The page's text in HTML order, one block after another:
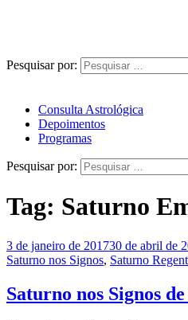
Pesquisar por:
Consulta Astrológica
Depoimentos
Programas
Pesquisar por:
Tag: Saturno
3 de janeiro de 201730 de abril de
Saturno nos Signos, Saturno
Saturno nos Signos